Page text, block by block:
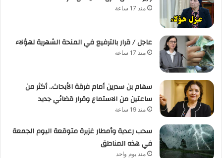
منذ 17 ساعة
عاجل / قرار بالترفيع في المنحة الشهرية لهؤلاء
منذ 17 ساعة
سهام بن سدرين أمام فرقة الأبحاث.. أكثر من
ساعتين من الاستماع وقرار قضائي جديد
منذ 19 ساعة
سحب رعدية وأمطار غزيرة متوقعة اليوم الجمعة
في هذه المناطق
منذ يوم واحد